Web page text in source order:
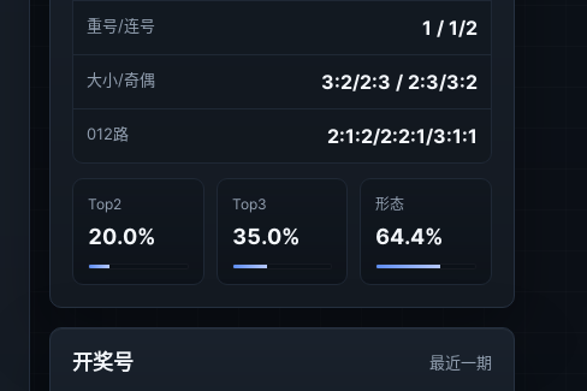
重号/连号 1 / 1/2
大小/奇偶 3:2/2:3 / 2:3/3:2
012路 2:1:2/2:2:1/3:1:1
Top2
20.0%
Top3
35.0%
形态
64.4%
开奖号 最近一期